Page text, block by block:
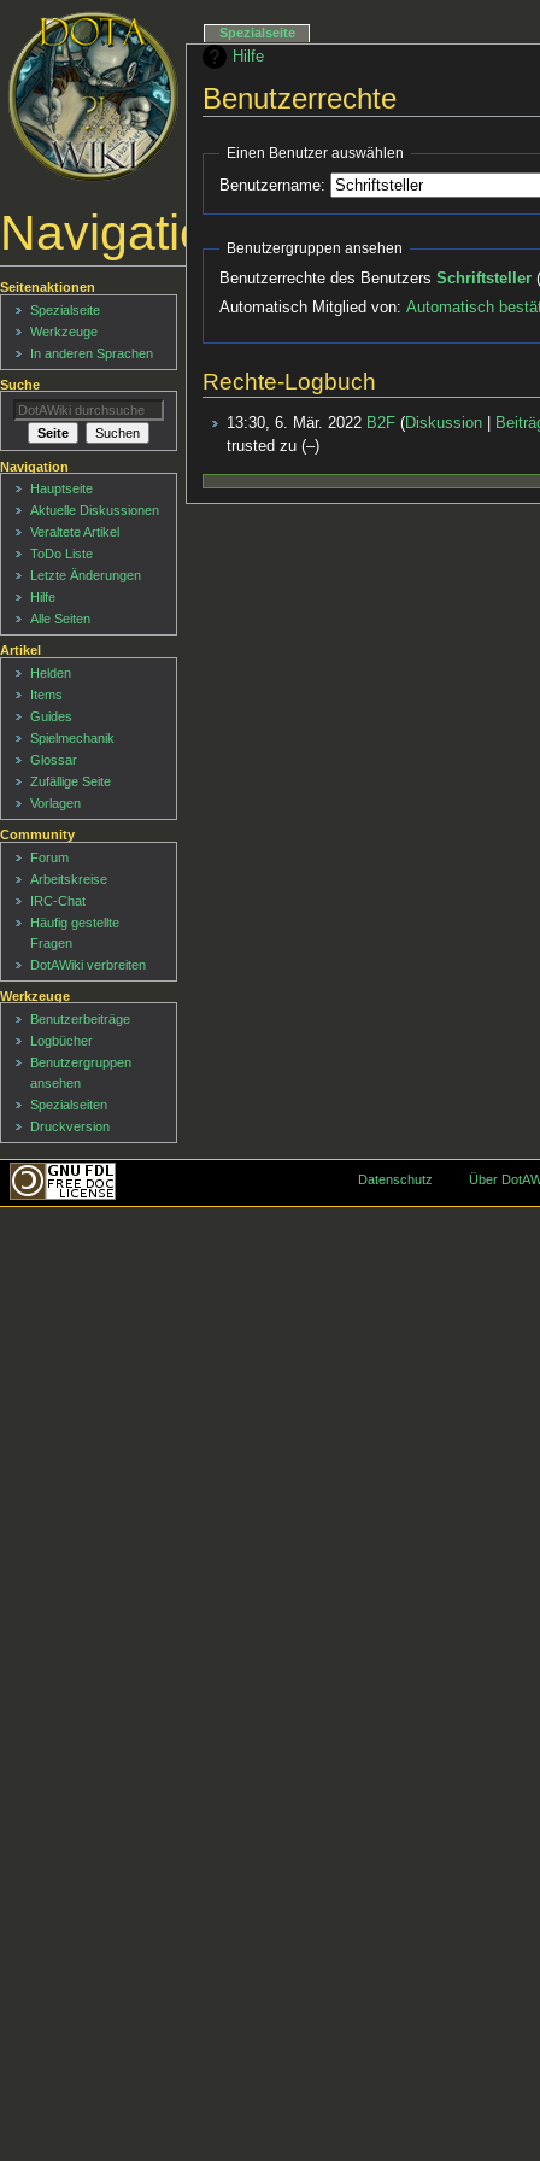
Hilfe
Benutzerrechte
Einen Benutzer auswählen
Benutzername:
Benutzergruppen ansehen
Benutzerrechte des Benutzers Schriftsteller (
Automatisch Mitglied von: Automatisch
Rechte-Logbuch
13:30, 6. Mär. 2022 B2F Diskussion
trusted zu (–)
Navigationsmenü
Spezialseite
Seitenaktionen
Spezialseite
Werkzeuge
In anderen Sprachen
Suche
Navigation
Hauptseite
Aktuelle Diskussionen
Veraltete Artikel
ToDo Liste
Letzte Änderungen
Hilfe
Alle Seiten
Artikel
Helden
Items
Guides
Spielmechanik
Glossar
Zufällige Seite
Vorlagen
Community
Forum
Arbeitskreise
IRC-Chat
Häufig gestellte
Fragen
DotAWiki verbreiten
Werkzeuge
Benutzerbeiträge
Logbücher
Benutzergruppen
ansehen
Spezialseiten
Druckversion
Datenschutz Über